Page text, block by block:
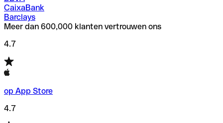
CaixaBank
Barclays
Meer dan 600,000 klanten vertrouwen ons
4.7
op App Store
4.7